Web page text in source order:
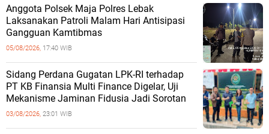
Anggota Polsek Maja Polres Lebak
Laksanakan Patroli Malam Hari Antisipasi
Gangguan Kamtibmas
05/08/2026, 17:40 WIB
Sidang Perdana Gugatan LPK-RI terhadap
PT KB Finansia Multi Finance Digelar, Uji
Mekanisme Jaminan Fidusia Jadi Sorotan
03/08/2026, 23:01 WIB